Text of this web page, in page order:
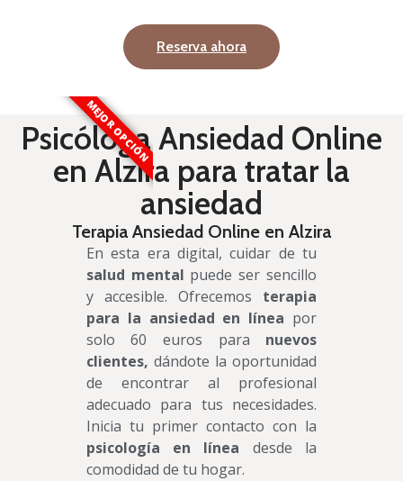
Reserva ahora
MEJOR OPCIÓN
Psicóloga Ansiedad Online
en Alzira para tratar la
ansiedad
Terapia Ansiedad Online en Alzira
En esta era digital, cuidar de tu
salud mental puede ser sencillo
y accesible. Ofrecemos terapia
para la ansiedad en línea por
solo 60 euros para nuevos
clientes, dándote la oportunidad
de encontrar al profesional
adecuado para tus necesidades.
Inicia tu primer contacto con la
psicología en línea desde la
comodidad de tu hogar.